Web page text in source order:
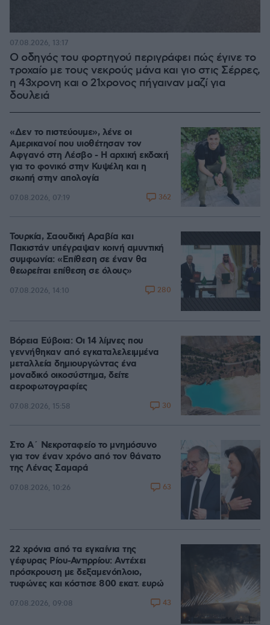
Ο οδηγός του φορτηγού περιγράφει πώς έγινε το
τροχαίο με τους νεκρούς μάνα και γιο στις Σέρρες,
η 43χρονη και ο 21χρονος πήγαιναν μαζί για
δουλειά
07.08.2026, 13:17
«Δεν το πιστεύουμε», λένε οι
Αμερικανοί που υιοθέτησαν τον
Αφγανό στη Λέσβο - Η αρχική εκδοχή
για το φονικό στην Κυψέλη και η
σιωπή στην απολογία
07.08.2026, 07:19 362
Τουρκία, Σαουδική Αραβία και
Πακιστάν υπέγραψαν κοινή αμυντική
συμφωνία: «Επίθεση σε έναν θα
θεωρείται επίθεση σε όλους»
07.08.2026, 14:10 280
Βόρεια Εύβοια: Οι 14 λίμνες που
γεννήθηκαν από εγκαταλελειμμένα
μεταλλεία δημιουργώντας ένα
μοναδικό οικοσύστημα, δείτε
αεροφωτογραφίες
07.08.2026, 15:58 30
Στο Α΄ Νεκροταφείο το μνημόσυνο
για τον έναν χρόνο από τον θάνατο
της Λένας Σαμαρά
07.08.2026, 10:26 63
22 χρόνια από τα εγκαίνια της
γέφυρας Ρίου-Αντιρρίου: Αντέχει
πρόσκρουση με δεξαμενόπλοιο,
τυφώνες και κόστισε 800 εκατ. ευρώ
07.08.2026, 09:08 43